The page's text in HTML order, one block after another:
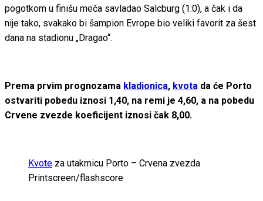
pogotkom u finišu meča savladao Salcburg (1:0), a čak i da
nije tako, svakako bi šampion Evrope bio veliki favorit za šest
dana na stadionu „Dragao“.
Prema prvim prognozama kladionica, kvota da će Porto
ostvariti pobedu iznosi 1,40, na remi je 4,60, a na pobedu
Crvene zvezde koeficijent iznosi čak 8,00.
Kvote za utakmicu Porto – Crvena zvezda
Printscreen/flashscore